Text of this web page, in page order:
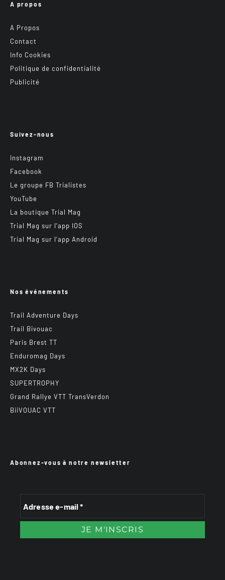
A propos
A Propos
Contact
Info Cookies
Politique de confidentialité
Publicité
Suivez-nous
Instagram
Facebook
Le groupe FB Trialistes
YouTube
La boutique Trial Mag
Trial Mag sur l’app IOS
Trial Mag sur l’app Android
Nos événements
Trail Adventure Days
Trail Bivouac
Paris Brest TT
Enduromag Days
MX2K Days
SUPERTROPHY
Grand Rallye VTT TransVerdon
BiiVOUAC VTT
Abonnez-vous à notre newsletter